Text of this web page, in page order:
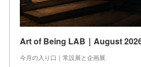
Art of Being LAB｜August
今月の入り口｜常設展と企画展